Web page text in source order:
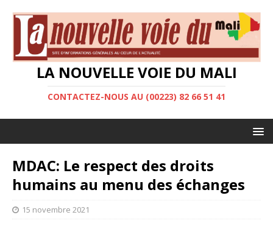
LA NOUVELLE VOIE DU MALI
CONTACTEZ-NOUS AU (00223) 82 66 51 41
MDAC: Le respect des droits
humains au menu des échanges
15 novembre 2021